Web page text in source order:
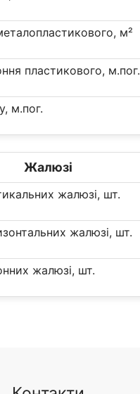
м²
пластикового, м.пог.
м.пог.
Жалюзі
жалюзі, шт.
жалюзі, шт.
жалюзі, шт.